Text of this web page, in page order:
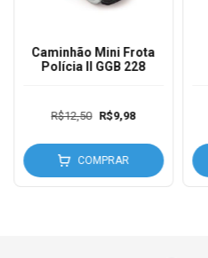
Caminhão Mini Frota
Polícia II GGB 228
R$12,50 R$9,98
COMPRAR